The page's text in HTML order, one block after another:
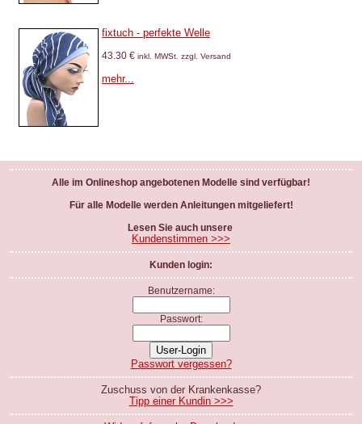
fixtuch - perfekte Welle
43.30 € inkl. MWSt. zzgl. Versand
mehr...
Alle im Onlineshop angebotenen Modelle sind verfügbar!
Für alle Modelle werden Anleitungen mitgeliefert!
Lesen Sie auch unsere
Kundenstimmen >>>
Kunden login:
Benutzername:
Passwort:
Passwort vergessen?
Zuschuss von der Krankenkasse?
Tipp einer Kundin >>>